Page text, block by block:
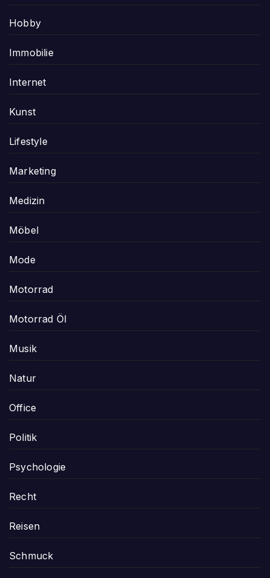
Hobby
Immobilie
Internet
Kunst
Lifestyle
Marketing
Medizin
Möbel
Mode
Motorrad
Motorrad Öl
Musik
Natur
Office
Politik
Psychologie
Recht
Reisen
Schmuck